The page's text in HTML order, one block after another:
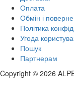
Оплата
Обмін і
Політика
Угода
Пошук
Партнерам
Copyright © 2026